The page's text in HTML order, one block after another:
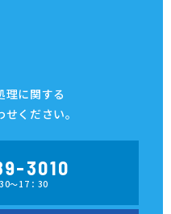
理に関する
ください。
3010
～17：30